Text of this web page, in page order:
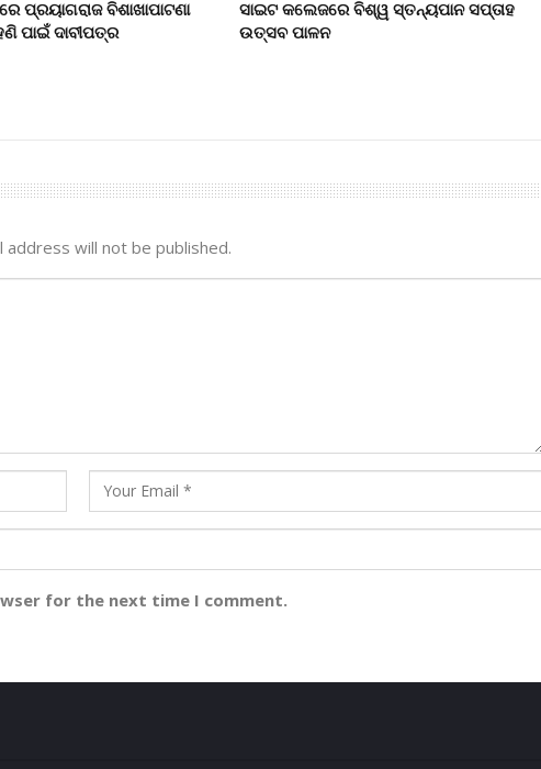
ପ୍ରୟାଗରାଜ ବିଶାଖାପାଟଣା
ପାଇଁ ଦାବୀପତ୍ର
ସାଇଟ କଲେଜରେ ବିଶ୍ୱ ସ୍ତନ୍ୟପାନ ସପ୍ତାହ
ଉତ୍ସବ ପାଳନ
address will not be published.
for the next time I comment.